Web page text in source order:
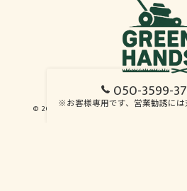
050-3599-
※お客様専用です、営業勧誘には
© 2026 福島市の草刈りならグリーンハン